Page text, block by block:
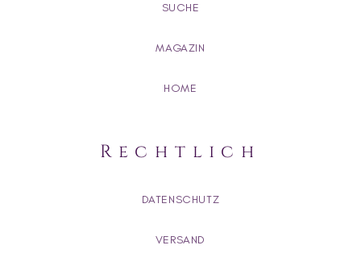
SUCHE
MAGAZIN
HOME
Rechtlich
DATENSCHUTZ
VERSAND